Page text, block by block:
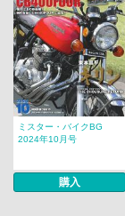
ミスター・バイクBG
2024年10月号
購入